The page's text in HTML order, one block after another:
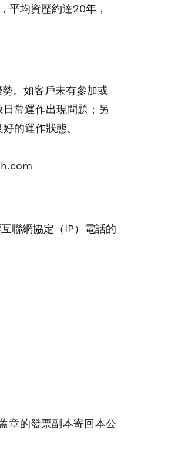
平均資歷約達20年，
。如客戶未有參加或
日常運作出現問題；另
的運作狀態。
聯網協定（IP）電話的
章的發票副本​寄回本公